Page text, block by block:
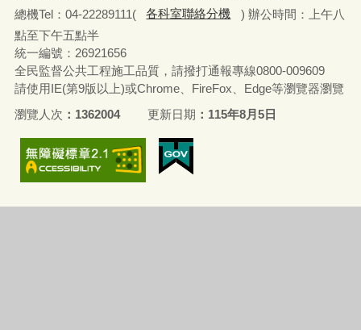
總機Tel：04-22289111(
各科室聯絡分機
) 辦公時間：上午八
點至下午五點半
統一編號：26921656
全民監督公共工程施工品質，請撥打通報專線0800-009609
請使用IE(第9版以上)或Chrome、FireFox、Edge等瀏覽器瀏覽
瀏覽人次
1362004 更新日期 115年8月5日